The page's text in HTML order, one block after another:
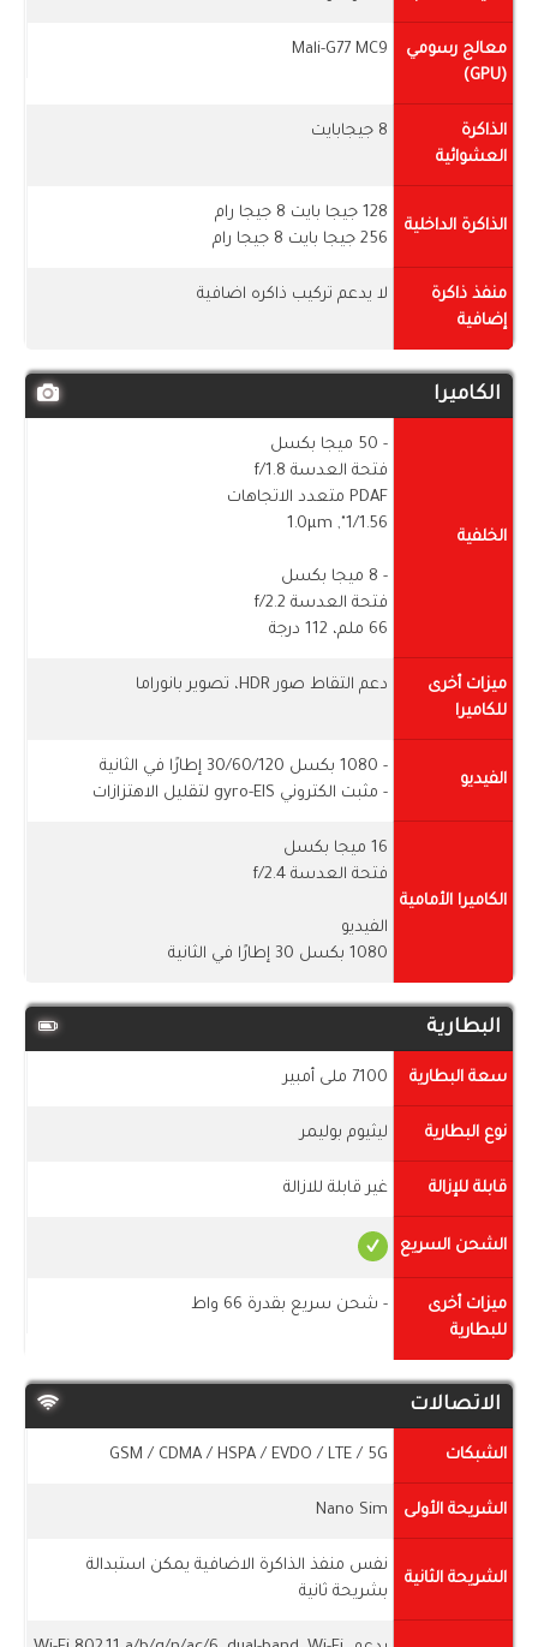
معالج رسومي
(GPU)
Mali-G77 MC9
الذاكرة
العشوائية
8 جيجابايت
الذاكرة الداخلية
128 جيجا بايت 8 جيجا رام
256 جيجا بايت 8 جيجا رام
منفذ ذاكرة
إضافية
لا يدعم تركيب ذاكره اضافية
الكاميرا
الخلفية
- 50 ميجا بكسل
فتحة العدسة f/1.8
PDAF متعدد الاتجاهات
1/1.56", 1.0µm
- 8 ميجا بكسل
فتحة العدسة f/2.2
66 ملم، 112 درجة
ميزات أخرى
للكاميرا
دعم التقاط صور HDR، تصوير بانوراما
الفيديو
- 1080 بكسل 30/60/120 إطارًا في الثانية
- مثبت الكتروني gyro-EIS لتقليل الاهتزازات
الكاميرا الأمامية
16 ميجا بكسل
فتحة العدسة f/2.4
الفيديو
1080 بكسل 30 إطارًا في الثانية
البطارية
سعة البطارية 7100 ملى أمبير
نوع البطارية ليثيوم بوليمر
قابلة للإزالة غير قابلة للازالة
الشحن السريع
ميزات أخرى
للبطارية
- شحن سريع بقدرة 66 واط
الاتصالات
الشبكات GSM / CDMA / HSPA / EVDO / LTE / 5G
الشريحة الأولى Nano Sim
الشريحة الثانية
نفس منفذ الذاكرة الاضافية يمكن استبدالة
بشريحة ثانية